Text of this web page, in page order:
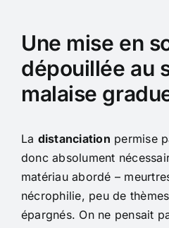
Une mise en
dépouillée au
malaise
La distanciation permise
donc absolument
matériau abordé –
nécrophilie, peu de
épargnés. On ne pensait